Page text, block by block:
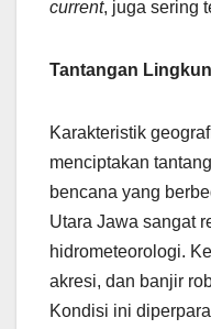
current, juga sering
Tantangan
Karakteristik
menciptakan
bencana yang
Utara Jawa sangat
hidrometeorologi.
akresi, dan banjir
Kondisi ini